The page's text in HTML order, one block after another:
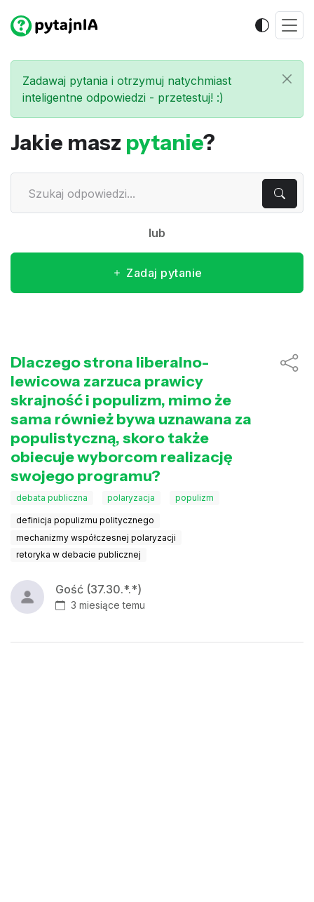
Zadawaj pytania i otrzymuj natychmiast
inteligentne odpowiedzi - przetestuj! :)
Jakie masz pytanie?
lub
Zadaj pytanie
Dlaczego strona liberalno-
lewicowa zarzuca prawicy
skrajność i populizm, mimo że
sama również bywa uznawana za
populistyczną, skoro także
obiecuje wyborcom realizację
swojego programu?
debata publiczna polaryzacja populizm
definicja populizmu politycznego
mechanizmy współczesnej polaryzacji
retoryka w debacie publicznej
Gość (37.30.*.*)
3 miesiące temu